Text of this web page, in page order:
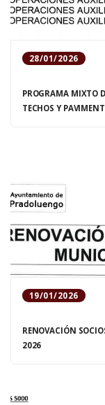
28/01/2026
PROGRAMA MIXTO
TECHOS Y
19/01/2026
RENOVACIÓN
2026